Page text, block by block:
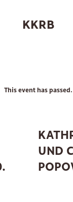
KKRB
This event has passed.
UND